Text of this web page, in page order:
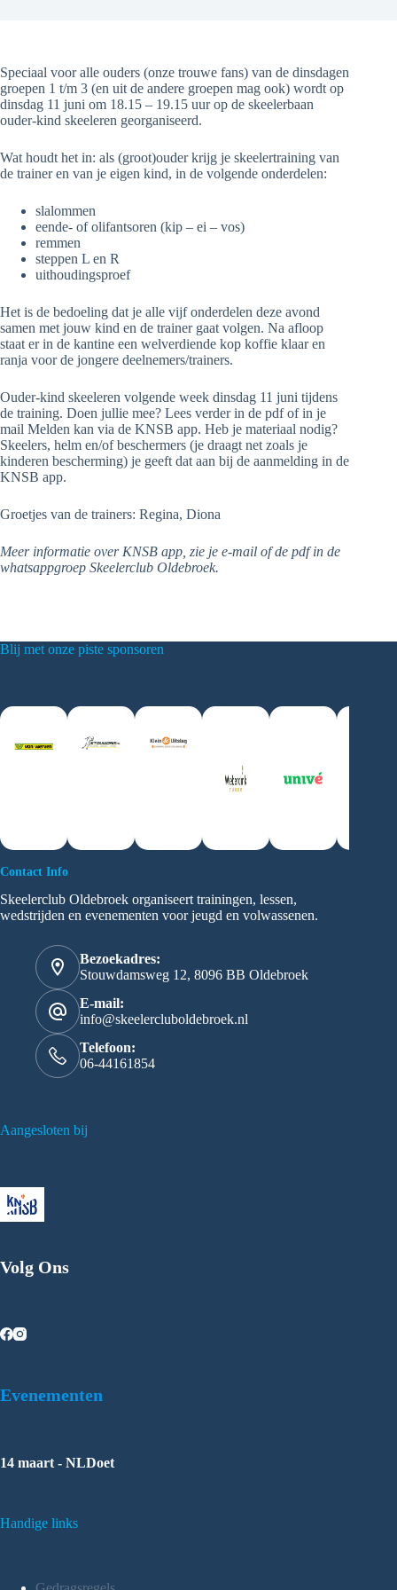
Speciaal voor alle ouders (onze trouwe fans) van de dinsdagen
groepen 1 t/m 3 (en uit de andere groepen mag ook) wordt op
dinsdag 11 juni om 18.15 – 19.15 uur op de skeelerbaan
ouder-kind skeeleren georganiseerd.
Wat houdt het in: als (groot)ouder krijg je skeelertraining van
de trainer en van je eigen kind, in de volgende onderdelen:
slalommen
eende- of olifantsoren (kip – ei – vos)
remmen
steppen L en R
uithoudingsproef
Het is de bedoeling dat je alle vijf onderdelen deze avond
samen met jouw kind en de trainer gaat volgen. Na afloop
staat er in de kantine een welverdiende kop koffie klaar en
ranja voor de jongere deelnemers/trainers.
Ouder-kind skeeleren volgende week dinsdag 11 juni tijdens
de training. Doen jullie mee? Lees verder in de pdf of in je
mail Melden kan via de KNSB app. Heb je materiaal nodig?
Skeelers, helm en/of beschermers (je draagt net zoals je
kinderen bescherming) je geeft dat aan bij de aanmelding in de
KNSB app.
Groetjes van de trainers: Regina, Diona
Meer informatie over KNSB app, zie je e-mail of de pdf in de
whatsappgroep Skeelerclub Oldebroek.
Blij met onze piste sponsoren
Contact Info
Skeelerclub Oldebroek organiseert trainingen, lessen,
wedstrijden en evenementen voor jeugd en volwassenen.
Bezoekadres:
Stouwdamsweg 12, 8096 BB Oldebroek
E-mail:
info@skeelercluboldebroek.nl
Telefoon:
06-44161854
Aangesloten bij
Volg Ons
Evenementen
14 maart - NLDoet
Handige links